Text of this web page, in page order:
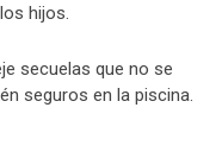
hijos.
secuelas que no se
seguros en la piscina.